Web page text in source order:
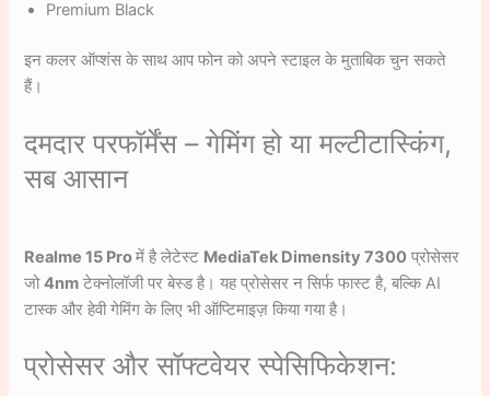
Premium Black
इन कलर ऑप्शंस के साथ आप फोन को अपने स्टाइल के मुताबिक चुन सकते
हैं।
दमदार परफॉर्मेंस – गेमिंग हो या मल्टीटास्किंग,
सब आसान
Realme 15 Proमें है लेटेस्ट MediaTek Dimensity 7300 प्रोसेसर
जो4nm टेक्नोलॉजी पर बेस्ड है। यह प्रोसेसर न सिर्फ फास्ट है, बल्कि AI
टास्क और हेवी गेमिंग के लिए भी ऑप्टिमाइज़ किया गया है।
प्रोसेसर और सॉफ्टवेयर स्पेसिफिकेशन: